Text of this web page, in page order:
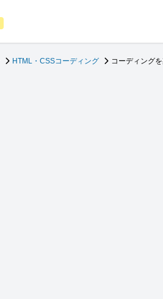
HTML・CSSコーディング コーディング